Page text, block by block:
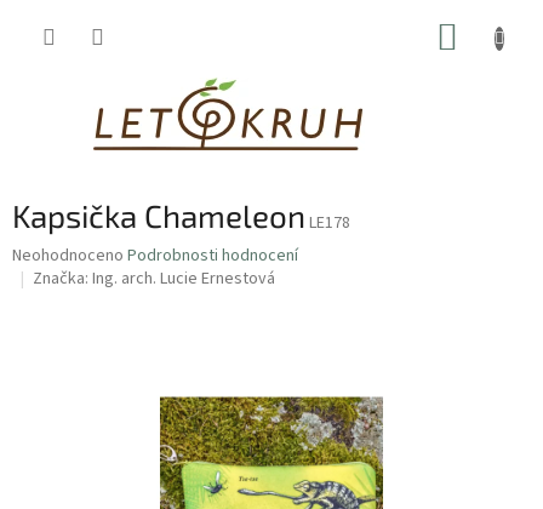
Kapsička Chameleon LE178
Průměrné
hodnocení
Neohodnoceno Podrobnosti hodnocení
Značka: Ing. arch. Lucie Ernestová